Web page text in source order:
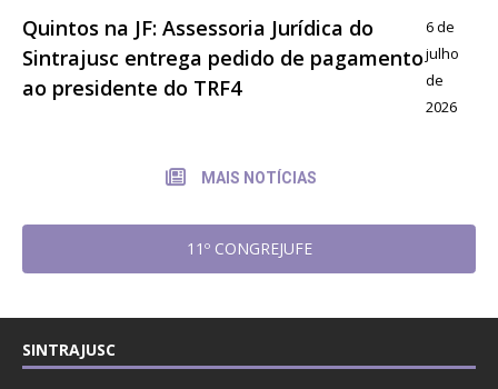
Quintos na JF: Assessoria Jurídica do
Sintrajusc entrega pedido de pagamento
ao presidente do TRF4
6 de
julho
de
2026
MAIS NOTÍCIAS
11º CONGREJUFE
SINTRAJUSC